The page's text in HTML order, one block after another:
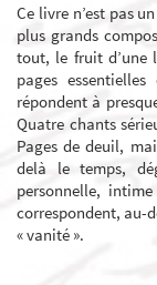
Ce livre n’est pas
plus grands
tout, le fruit d’une
pages
répondent à
Quatre chants
Pages de deuil,
delà le temps,
personnelle,
correspondent, au-
« vanité ».